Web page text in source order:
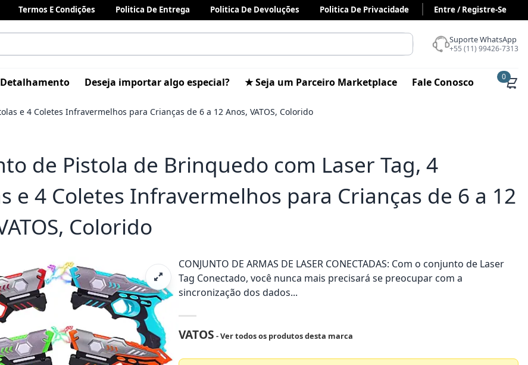
Termos E Condições Politica De Entrega Politica De Devoluções Politica De Privacidade Entre / Registre-Se
Suporte WhatsApp
+55 (11) 99426-7313
Detalhamento Deseja importar algo especial? ★ Seja um Parceiro Marketplace Fale Conosco 0
e 4 Coletes Infravermelhos para Crianças de 6 a 12 Anos, VATOS, Colorido
de Pistola de Brinquedo com Laser Tag, 4
e 4 Coletes Infravermelhos para Crianças de 6 a 12
Colorido
CONJUNTO DE ARMAS DE LASER CONECTADAS: Com o conjunto de Laser
Tag Conectado, você nunca mais precisará se preocupar com a
sincronização dos dados...
VATOS - Ver todos os produtos desta marca